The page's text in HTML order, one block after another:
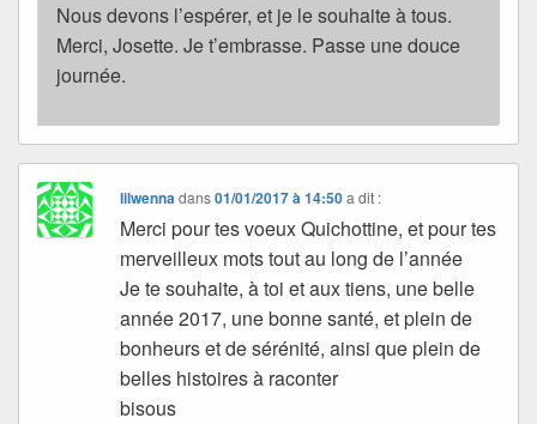
Nous devons l’espérer, et je le souhaite à tous.
Merci, Josette. Je t’embrasse. Passe une douce
journée.
lilwennadans01/01/2017 à 14:50 a dit :
Merci pour tes voeux Quichottine, et pour tes
merveilleux mots tout au long de l’année
Je te souhaite, à toi et aux tiens, une belle
année 2017, une bonne santé, et plein de
bonheurs et de sérénité, ainsi que plein de
belles histoires à raconter
bisous